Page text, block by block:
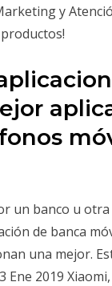
y
un banco u
de banca
una mejor.
2019